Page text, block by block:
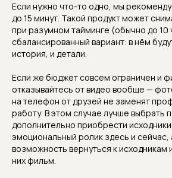
Если нужно что-то одно, мы
до 15 минут. Такой продукт может
при разумном тайминге (обычно до 10
сбалансированный вариант: в нём
история, и детали.
Если же бюджет совсем ограничен и
отказывайтесь от видео вообще —
на телефон от друзей не заменят
работу. В этом случае лучше выбрать
дополнительно приобрести
эмоциональный ролик здесь и
возможность вернуться к исходникам
них фильм.